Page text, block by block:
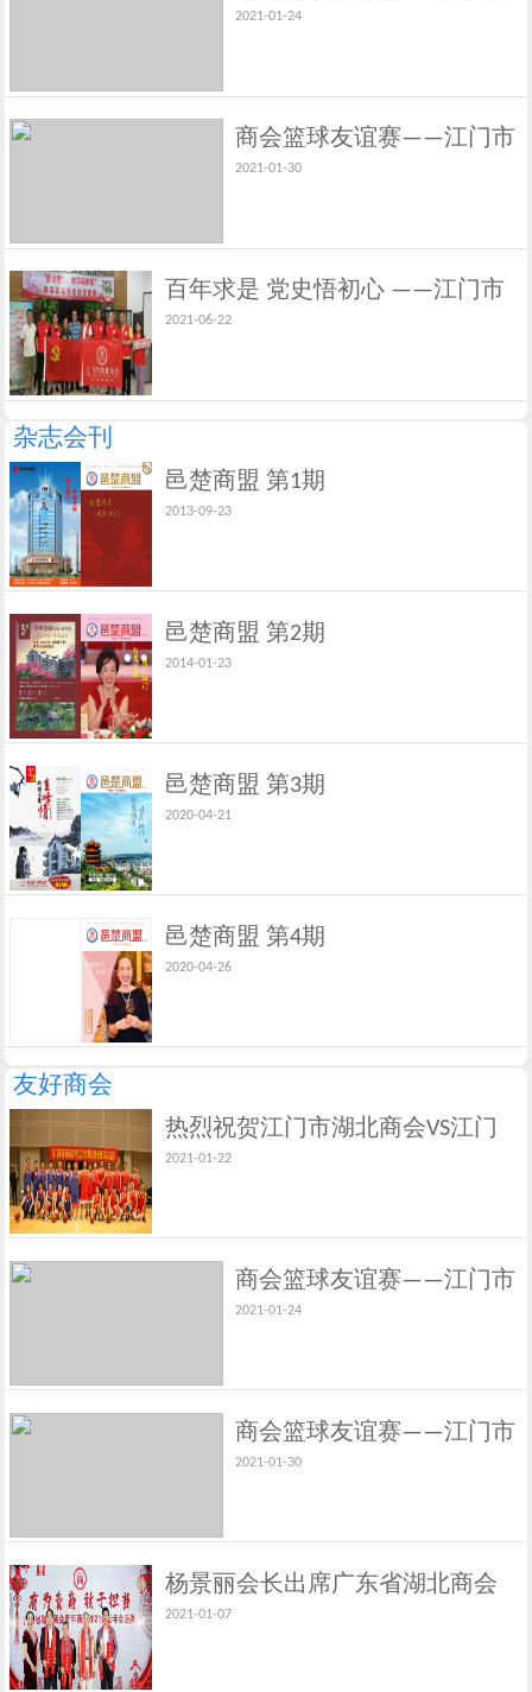
湖北商会VS江门市江西商
2021-01-24
商会篮球友谊赛——江门市
湖北商会VS江门市新生代
2021-01-30
百年求是 党史悟初心 ——江门市
湖北商会党支部主题党日活动
2021-06-22
杂志会刊
邑楚商盟 第1期
2013-09-23
邑楚商盟 第2期
2014-01-23
邑楚商盟 第3期
2020-04-21
邑楚商盟 第4期
2020-04-26
友好商会
热烈祝贺江门市湖北商会VS江门
市湖南商会篮球友谊赛取得圆满
2021-01-22
商会篮球友谊赛——江门市
湖北商会VS江门市江西商
2021-01-24
商会篮球友谊赛——江门市
湖北商会VS江门市新生代
2021-01-30
杨景丽会长出席广东省湖北商会
青年商会2021年迎新年会庆典
2021-01-07